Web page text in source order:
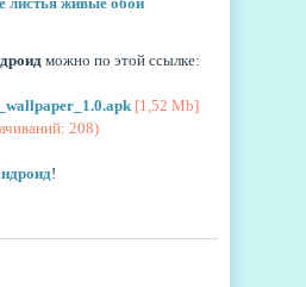
можно по этой ссылке:
[1,52 Mb]
208)
!